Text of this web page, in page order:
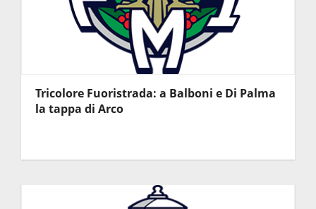
Tricolore Fuoristrada: a Balboni e Di Palma
la tappa di Arco